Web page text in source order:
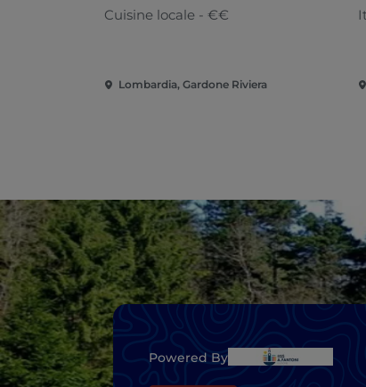
Cuisine locale - €€
Lombardia, Gardone Riviera
Powered By